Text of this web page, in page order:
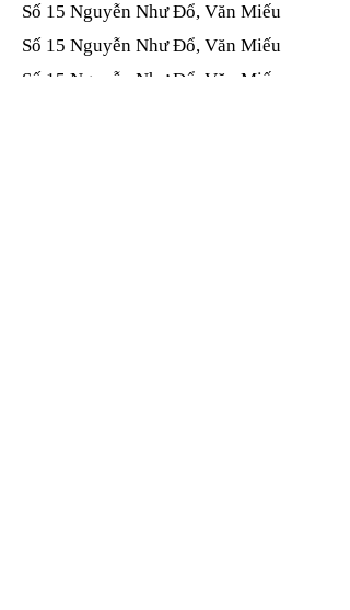
Số 15 Nguyễn Như Đổ, Văn Miếu​​​​
Số 15 Nguyễn Như Đổ, Văn Miếu​​​​
Số 15 Nguyễn Như Đổ, Văn Miếu​​​​